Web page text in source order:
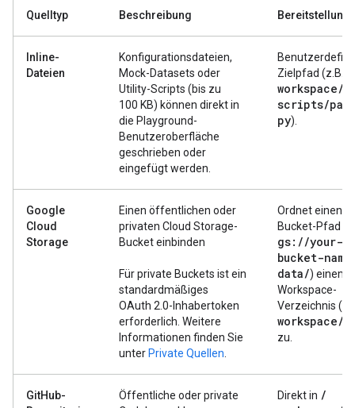
Quelltyp Beschreibung
Inline-
Dateien
Konfigurationsdateien,
Mock-Datasets oder
Utility-Scripts (bis zu
100 KB) können direkt in
die Playground-
Benutzeroberfläche
geschrieben oder
eingefügt werden.
Zielpfad (z.B.
workspace/
scripts/
py).
Google
Cloud
Storage
Einen öffentlichen oder
privaten Cloud Storage-
Bucket einbinden
Für private Buckets ist ein
standardmäßiges
OAuth 2.0-Inhabertoken
erforderlich. Weitere
Informationen finden Sie
unter Private Quellen
Ordnet einen
Bucket-Pfad
gs: //your-
bucket-name
data/) einem
Workspace-
Verzeichnis
workspace/
zu.
GitHub-
Öffentliche oder private
Direkt in /